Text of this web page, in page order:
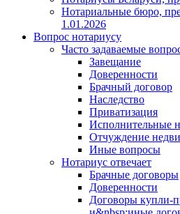
Нотариальные бюро,
1.01.2026
Вопрос нотариусу
Часто задаваемые
Завещание
Доверенности
Брачный договор
Наследство
Приватизация
Исполнительные
Отчуждение
Иные вопросы
Нотариус отвечает
Брачные договоры
Доверенности
Договоры купли-